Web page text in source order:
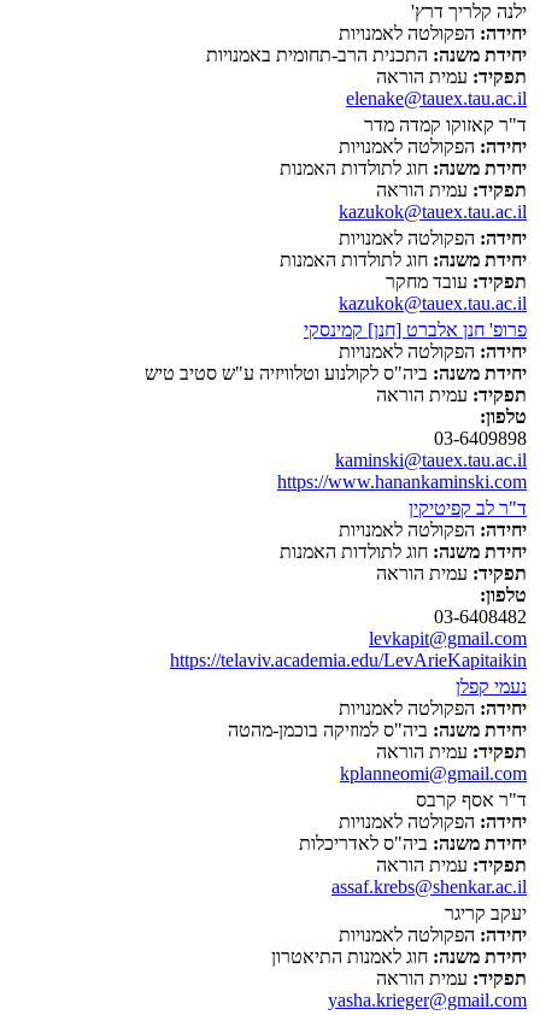
ילנה קלריך דרץ'
יחידה: הפקולטה לאמנויות
יחידת משנה: התכנית הרב-תחומית באמנויות
תפקיד: עמית הוראה
elenake@tauex.tau.ac.il
ד"ר קאזוקו קמדה מדר
יחידה: הפקולטה לאמנויות
יחידת משנה: חוג לתולדות האמנות
תפקיד: עמית הוראה
kazukok@tauex.tau.ac.il
יחידה: הפקולטה לאמנויות
יחידת משנה: חוג לתולדות האמנות
תפקיד: עובד מחקר
kazukok@tauex.tau.ac.il
פרופ' חנן אלברט [חנן] קמינסקי
יחידה: הפקולטה לאמנויות
יחידת משנה: ביה"ס לקולנוע וטלוויזיה ע"ש סטיב טיש
תפקיד: עמית הוראה
טלפון:
03-6409898
kaminski@tauex.tau.ac.il
https://www.hanankaminski.com
ד"ר לב קפיטיקין
יחידה: הפקולטה לאמנויות
יחידת משנה: חוג לתולדות האמנות
תפקיד: עמית הוראה
טלפון:
03-6408482
levkapit@gmail.com
https://telaviv.academia.edu/LevArieKapitaikin
נעמי קפלן
יחידה: הפקולטה לאמנויות
יחידת משנה: ביה"ס למוזיקה בוכמן-מהטה
תפקיד: עמית הוראה
kplanneomi@gmail.com
ד"ר אסף קרבס
יחידה: הפקולטה לאמנויות
יחידת משנה: ביה"ס לאדריכלות
תפקיד: עמית הוראה
assaf.krebs@shenkar.ac.il
יעקב קריגר
יחידה: הפקולטה לאמנויות
יחידת משנה: חוג לאמנות התיאטרון
תפקיד: עמית הוראה
yasha.krieger@gmail.com